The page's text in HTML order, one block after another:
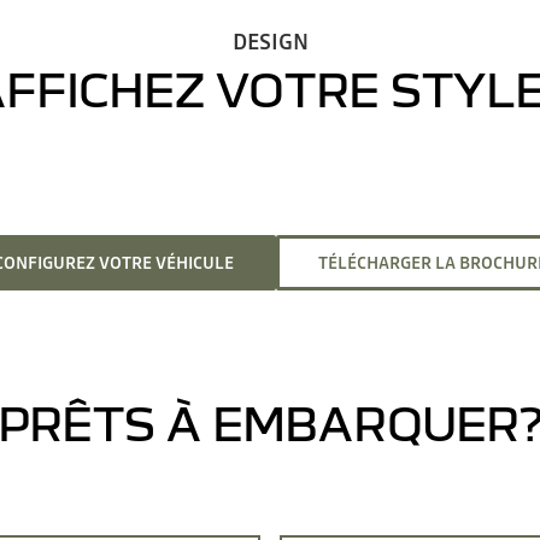
DESIGN
VOTRE
VOTRE VÉHICULE TÉLÉCHARGER LA
À